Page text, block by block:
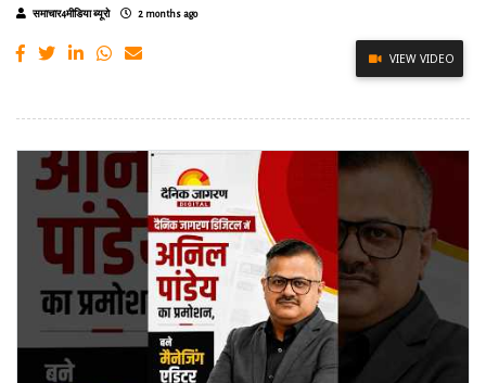
समाचार4मीडिया ब्यूरो 2 months ago
VIEW VIDEO